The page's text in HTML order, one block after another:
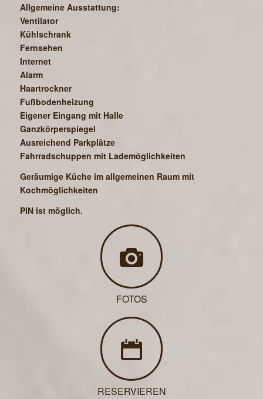
Allgemeine Ausstattung:
Ventilator
Kühlschrank
Fernsehen
Internet
Alarm
Haartrockner
Fußbodenheizung
Eigener Eingang mit Halle
Ganzkörperspiegel
Ausreichend Parkplätze
Fahrradschuppen mit Lademöglichkeiten
Geräumige Küche im allgemeinen Raum mit
Kochmöglichkeiten
PIN ist möglich.
FOTOS
RESERVIEREN